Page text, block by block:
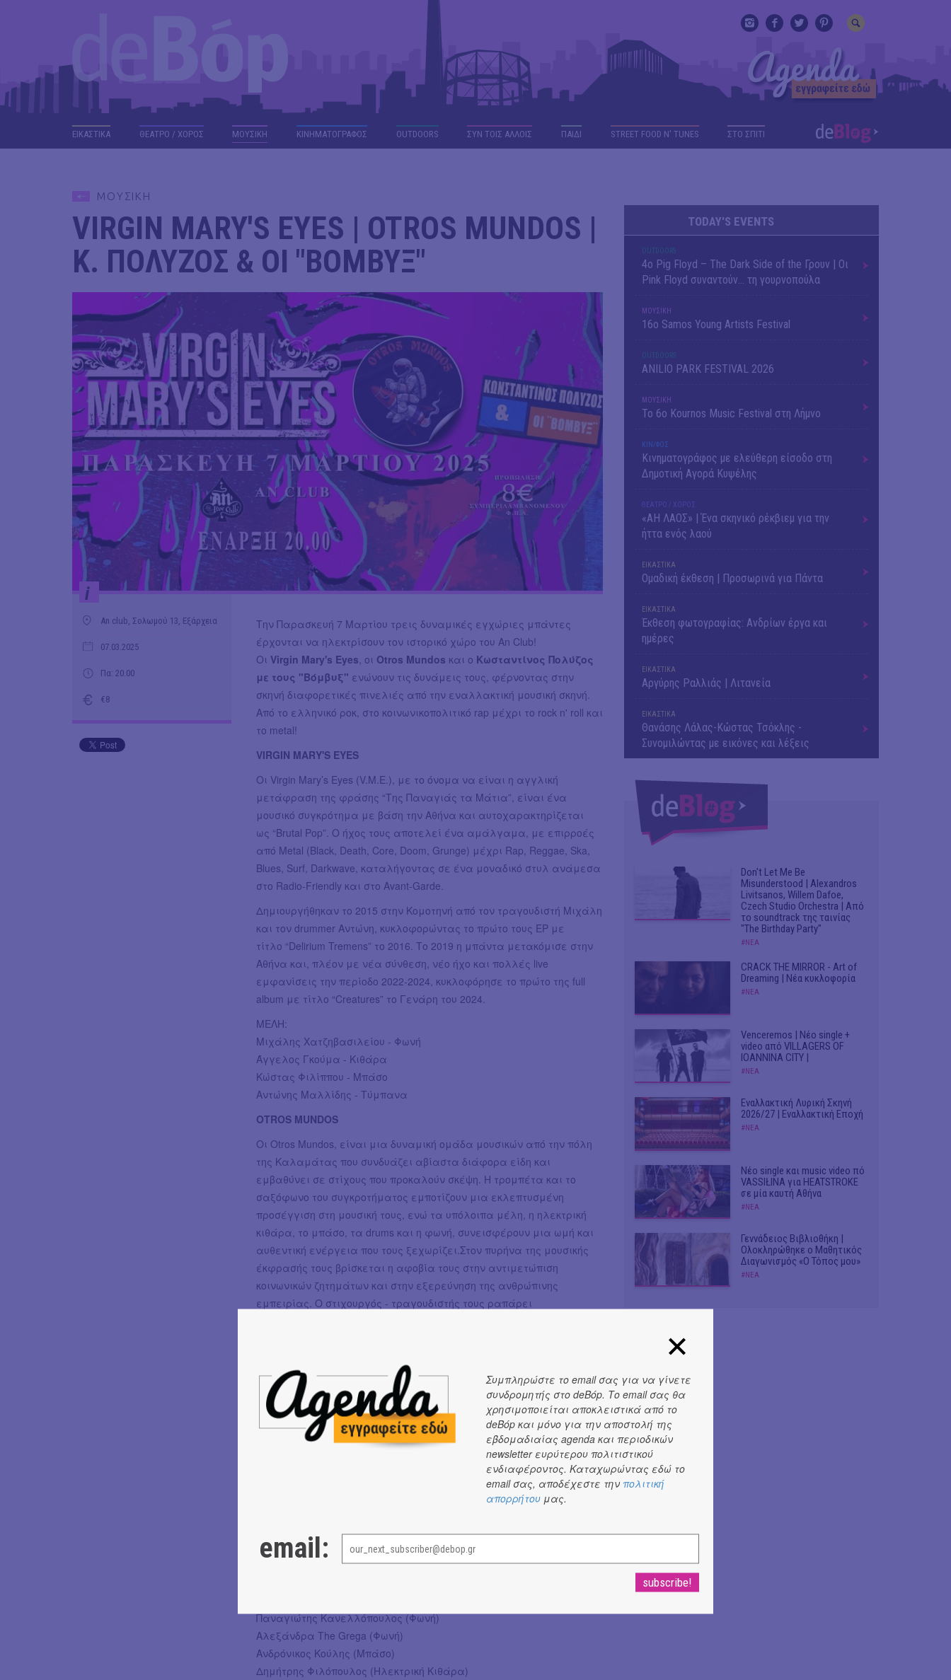
ΕΙΚΑΣΤΙΚΑ ΘΕΑΤΡΟ / ΧΟΡΟΣ ΜΟΥΣΙΚΗ ΚΙΝΗΜΑΤΟΓΡΑΦΟΣ OUTDΟORS ΣΥΝ ΤΟΙΣ ΑΛΛΟΙΣ ΠΑΙΔΙ STREET FOOD N' TUNES ΣΤΟ ΣΠΙΤΙ
ΜΟΥΣΙΚΗ
VIRGIN MARY'S EYES | OTROS MUNDOS |
Κ. ΠΟΛΥΖΟΣ & ΟΙ "ΒΟΜΒΥΞ"
i
An club, Σολωμού 13, Εξάρχεια
07.03.2025
Πα: 20.00
€8
Την Παρασκευή 7 Μαρτίου τρεις δυναμικές εγχώριες μπάντες
έρχονται να ηλεκτρίσουν τον ιστορικό χώρο του An Club!
Οι Virgin Mary's Eyes , οι Otros Mundos και ο Κωσταντίνος Πολύζος
με τους "Βόμβυξ" ενώνουν τις δυνάμεις τους, φέρνοντας στην
σκηνή διαφορετικές πινελιές από την εναλλακτική μουσική σκηνή.
Από το ελληνικό ροκ, στο κοινωνικοπολιτικό rap μέχρι το rock n' roll και
το metal!
VIRGIN MARY'S EYES
Οι Virgin Mary’s Eyes (V.M.E.), με το όνομα να είναι η αγγλική
μετάφραση της φράσης “Της Παναγιάς τα Μάτια”, είναι ένα
μουσικό συγκρότημα με βάση την Αθήνα και αυτοχαρακτηρίζεται
ως “Brutal Pop”. Ο ήχος τους αποτελεί ένα αμάλγαμα, με επιρροές
από Metal (Black, Death, Core, Doom, Grunge) μέχρι Rap, Reggae, Ska,
Blues, Surf, Darkwave, καταλήγοντας σε ένα μοναδικό στυλ ανάμεσα
στο Radio-Friendly και στο Avant-Garde.
Δημιουργήθηκαν το 2015 στην Κομοτηνή από τον τραγουδιστή Μιχάλη
και τον drummer Αντώνη, κυκλοφορώντας το πρώτο τους EP με
τίτλο “Delirium Tremens” το 2016. Το 2019 η μπάντα μετακόμισε στην
Αθήνα και, πλέον με νέα σύνθεση, νέο ήχο και πολλές live
εμφανίσεις την περίοδο 2022-2024, κυκλοφόρησε το πρώτο της full
album με τίτλο “Creatures” το Γενάρη του 2024.
ΜΕΛΗ:
Μιχάλης Χατζηβασιλείου - Φωνή
Άγγελος Γκούμα - Κιθάρα
Κώστας Φιλίππου - Μπάσο
Αντώνης Μαλλίδης - Τύμπανα
OTROS MUNDOS
Οι Otros Mundos, είναι μια δυναμική ομάδα μουσικών από την πόλη
της Καλαμάτας που συνδυάζει αβίαστα διάφορα είδη και
εμβαθύνει σε στίχους που προκαλούν σκέψη. Η τρομπέτα και το
σαξόφωνο του συγκροτήματος εμποτίζουν μια εκλεπτυσμένη
προσέγγιση στη μουσική τους, ενώ τα υπόλοιπα μέλη, η ηλεκτρική
κιθάρα, το μπάσο, τα drums και η φωνή, συνεισφέρουν μια ωμή και
αυθεντική ενέργεια που τους ξεχωρίζει.Στον πυρήνα της μουσικής
έκφρασής τους βρίσκεται η αφοβία τους στην αντιμετώπιση
κοινωνικών ζητημάτων και στην εξερεύνηση της ανθρώπινης
εμπειρίας. Ο στιχουργός - τραγουδιστής τους ραπάρει
Αυτό που ξεχωρίζει τους Otros Mundos είναι η ικανότητά τους να
συνδυάζουν σκληρά λυρικά θέματα με πρωτότυπες μελωδίες και
αρμονίες. Τα groovy, punchy και εμπνευσμένα από το rock 'n' roll
όργανα τους, εμποτισμένα με στοιχεία blues και funk, δημιουργούν
μια μαγευτική αντίθεση που αψηφά τις προσδοκίες, δημιουργώντας
έναν ήχο πολιτισμικά πλούσιο και ηχητικά συναρπαστικό.Το 2023
κυκλοφόρησαν το πρώτο του EP με το όνομα «BIG BANG», ενώ
εργάζονται ήδη για το επόμενο album τους, υποσχόμενοι να
αναμφίβολα ο καλύτερος τρόπος για να ακούσει κανείς τη μουσική
τους είναι οι ζωντανές τους εμφανίσεις, προκειμένου αισθανθεί
Παναγιώτης Κανελλόπουλος (Φωνή)
Αλεξάνδρα The Grega (Φωνή)
Ανδρόνικος Κούλης (Μπάσο)
Δημήτρης Φιλόπουλος (Ηλεκτρική Κιθάρα)
TODAY'S EVENTS
OUTDΟORS
4ο Pig Floyd – The Dark Side of the Γρουν | Οι
Pink Floyd συναντούν… τη γουρνοπούλα
ΜΟΥΣΙΚΗ
16o Samos Young Artists Festival
OUTDΟORS
ANILIO PARK FESTIVAL 2026
ΜΟΥΣΙΚΗ
Το 6ο Kournos Music Festival στη Λήμνο
ΚΙΝ/ΦΟΣ
Κινηματογράφος με ελεύθερη είσοδο στη
Δημοτική Αγορά Κυψέλης
ΘΕΑΤΡΟ / ΧΟΡΟΣ
«ΑΗ ΛΑΟΣ» | Ένα σκηνικό ρέκβιεμ για την
ήττα ενός λαού
ΕΙΚΑΣΤΙΚΑ
Ομαδική έκθεση | Προσωρινά για Πάντα
ΕΙΚΑΣΤΙΚΑ
Έκθεση φωτογραφίας: Ανδρίων έργα και
ημέρες
ΕΙΚΑΣΤΙΚΑ
Αργύρης Ραλλιάς | Λιτανεία
ΕΙΚΑΣΤΙΚΑ
Θανάσης Λάλας-Κώστας Τσόκλης -
Συνομιλώντας με εικόνες και λέξεις
Don't Let Me Be
Misunderstood | Alexandros
Livitsanos, Willem Dafoe,
Czech Studio Orchestra | Από
το soundtrack της ταινίας
"The Birthday Party"
#ΝΕΑ
CRACK THE MIRROR - Art of
Dreaming | Νέα κυκλοφορία
#ΝΕΑ
Venceremos | Νέο single +
video από VILLAGERS OF
IOANNINA CITY |
#ΝΕΑ
Εναλλακτική Λυρική Σκηνή
2026/27 | Εναλλακτική Εποχή
#ΝΕΑ
Νέο single και music video πό
VASSIŁINA για HEATSTROKE
σε μία καυτή Αθήνα
#ΝΕΑ
Γεννάδειος Βιβλιοθήκη |
Ολοκληρώθηκε ο Μαθητικός
Διαγωνισμός «Ο Τόπος μου»
#ΝΕΑ
Συμπληρώστε το email σας για να γίνετε
συνδρομητής στο deBόp. Το email σας θα
χρησιμοποιείται αποκλειστικά από το
deBόp και μόνο για την αποστολή της
εβδομαδιαίας agenda και περιοδικών
newsletter ευρύτερου πολιτιστικού
ενδιαφέροντος. Καταχωρώντας εδώ το
email σας, αποδέχεστε την πολιτική
απορρήτου μας.
email: